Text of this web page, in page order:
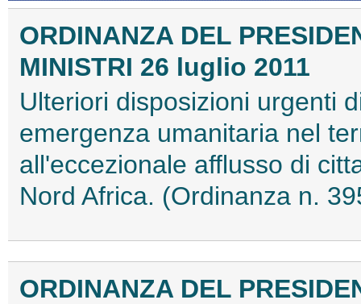
ORDINANZA DEL
MINISTRI 26 luglio 2011
Ulteriori disposizioni urgenti
emergenza umanitaria nel
all'eccezionale afflusso di
Nord Africa. (Ordinanza n.
ORDINANZA DEL